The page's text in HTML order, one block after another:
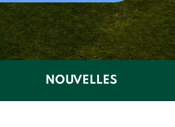
NOUVELLES